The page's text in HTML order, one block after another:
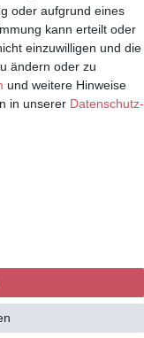
inkl.
und zuzüglich
| **ehemaliger
oder aufgrund eines
kann erteilt oder
einzuwilligen und die
ändern oder zu
und weitere Hinweise
in unserer Daten­schutz­